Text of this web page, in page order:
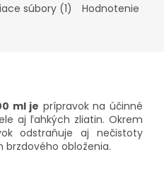
súbory (1) Hodnotenie
ml je prípravok na účinné
aj ľahkých zliatin. Okrem
odstraňuje aj nečistoty
obloženia.